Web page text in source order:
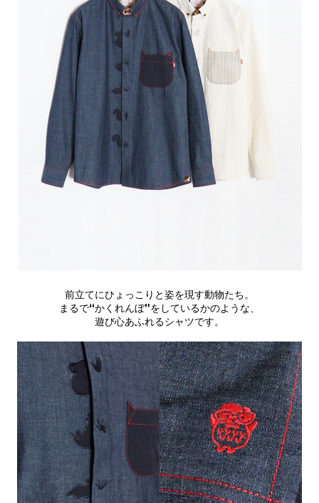
前立てにひょっこりと姿を現す動物たち。
まるで“かくれんぼ”をしているかのような、
遊び心あふれるシャツです。